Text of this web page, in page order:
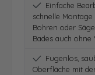
Einfache
schnelle
Bohren oder
Bades auch
Fugenlos,
Oberfläche mit